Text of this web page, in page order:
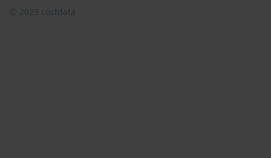
© 2023 costdata